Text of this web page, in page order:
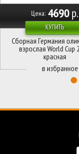
КУПИТЬ
Цена: 4690р.
Сборная Германия
взрослая World Cup
красная